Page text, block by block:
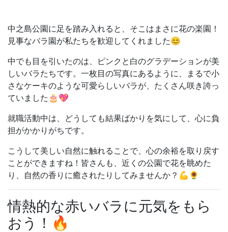
中之島公園に足を踏み入れると、 そこはまさに花の楽園！
見事なバラ園が私たちを歓迎してくれました😊
中でも目を引いたのは、
ピンクと白のグラデーションが美
しいバラたちです。 一枚目の写真にあるように、
まるで小
さなケーキのような可愛らしいバラが、 たくさん咲き誇っ
ていました🎂💖
就職活動中は、 どうしても結果ばかりを気にして、 心に負
担がかかりがちです。
こうして美しい自然に触れることで、 心の余裕を取り戻す
ことができますね！皆さんも、 近くの公園で花を眺めた
り、 自然の香りに癒されたりしてみませんか？ 💪🌻
情熱的な赤いバラに元気をもら
おう！🔥